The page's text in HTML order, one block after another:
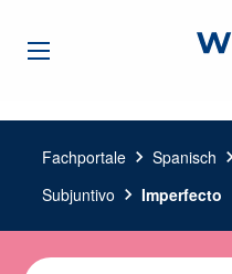
Fachportale chevron_right Spanisch chevron_right
Subjuntivo chevron_right Imperfecto